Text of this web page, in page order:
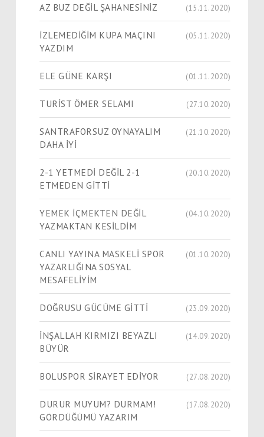
AZ BUZ DEĞİL ŞAHANESİNİZ (15.11.2020)
İZLEMEDİĞİM KUPA MAÇINI
YAZDIM
(05.11.2020)
ELE GÜNE KARŞI (01.11.2020)
TURİST ÖMER SELAMI (27.10.2020)
SANTRAFORSUZ OYNAYALIM
DAHA İYİ
(21.10.2020)
2-1 YETMEDİ DEĞİL 2-1
ETMEDEN GİTTİ
(20.10.2020)
YEMEK İÇMEKTEN DEĞİL
YAZMAKTAN KESİLDİM
(04.10.2020)
CANLI YAYINA MASKELİ SPOR
YAZARLIĞINA SOSYAL
MESAFELİYİM
(01.10.2020)
DOĞRUSU GÜCÜME GİTTİ (23.09.2020)
İNŞALLAH KIRMIZI BEYAZLI
BÜYÜR
(14.09.2020)
BOLUSPOR SİRAYET EDİYOR (27.08.2020)
DURUR MUYUM? DURMAM!
GÖRDÜĞÜMÜ YAZARIM
(17.08.2020)